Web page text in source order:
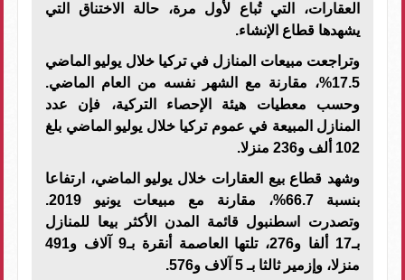
العقارات، التي تُباع لأول مرة، حالة الاختناق التي
يشهدها قطاع الإنشاء.
وتراجعت مبيعات المنازل في تركيا خلال يوليو الماضي
17.5%، مقارنة مع الشهر نفسه من العام الماضي.
وحسب معطيات هيئة الإحصاء التركية، فإن عدد
المنازل المبيعة في عموم تركيا خلال يوليو الماضي بلغ
102 ألف و236 منزلا.
وشهد قطاع بيع العقارات خلال يوليو الماضي، ارتفاعا
بنسبة 66.7%، مقارنة مع مبيعات يونيو 2019.
وتصدرت اسطنبول قائمة المدن الأكثر بيعا للمنازل
بـ17 ألفا و276، تلتها العاصمة أنقرة بـ9 آلاف و491
منزلا، وإزمير ثالثا بـ 5 آلاف و576.